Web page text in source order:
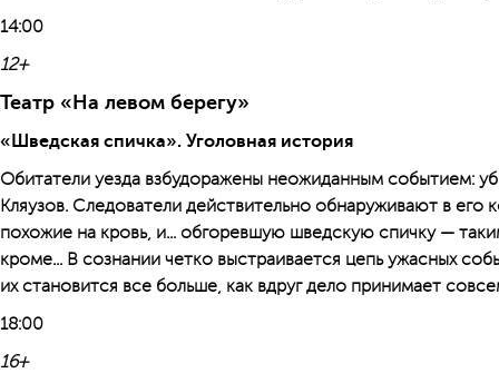
14:00
12+
Театр «На левом берегу»
«Шведская спичка». Уголовная история
Обитатели уезда взбудоражены неожиданным событием:
Кляузов. Следователи действительно обнаруживают в его
похожие на кровь, и... обгоревшую шведскую спичку —
кроме... В сознании четко выстраивается цепь ужасных
их становится все больше, как вдруг дело принимает
18:00
16+